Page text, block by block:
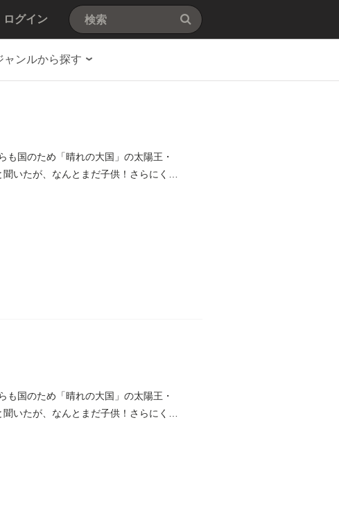
ログイン
ャンルから探す
国のため「晴れの大国」の太陽王・
いたが、なんとまだ子供！さらにくだ
国のため「晴れの大国」の太陽王・
いたが、なんとまだ子供！さらにくだ